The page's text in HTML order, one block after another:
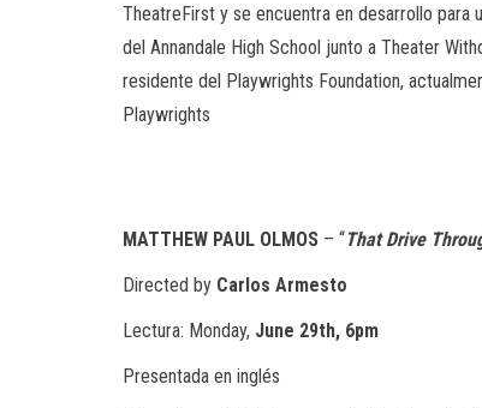
TheatreFirst y se encuentra en desarrollo para
del Annandale High School junto a Theater
residente del Playwrights Foundation,
Playwrights
MATTHEW PAUL OLMOS – “That Drive
Directed by Carlos Armesto
Lectura: Monday, June 29th, 6pm
Presentada en inglés